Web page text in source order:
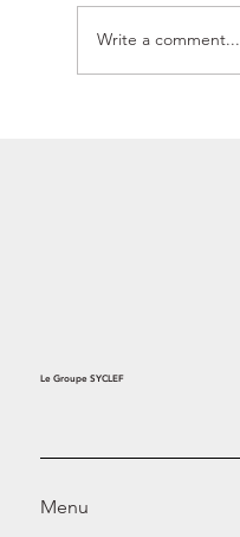
Write a comment...
Le Groupe SYCLEF
Menu